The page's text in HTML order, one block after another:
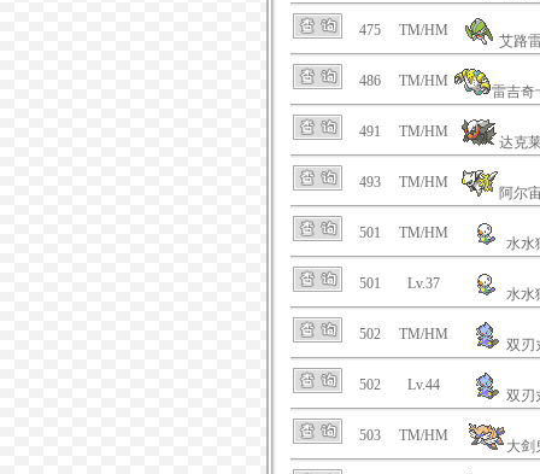
475 TM/HM
艾路
486 TM/HM
雷吉奇
491 TM/HM
达克
493 TM/HM
阿尔
501 TM/HM
水水
501 Lv.37
水水
502 TM/HM
双刃
502 Lv.44
双刃
503 TM/HM
大剑